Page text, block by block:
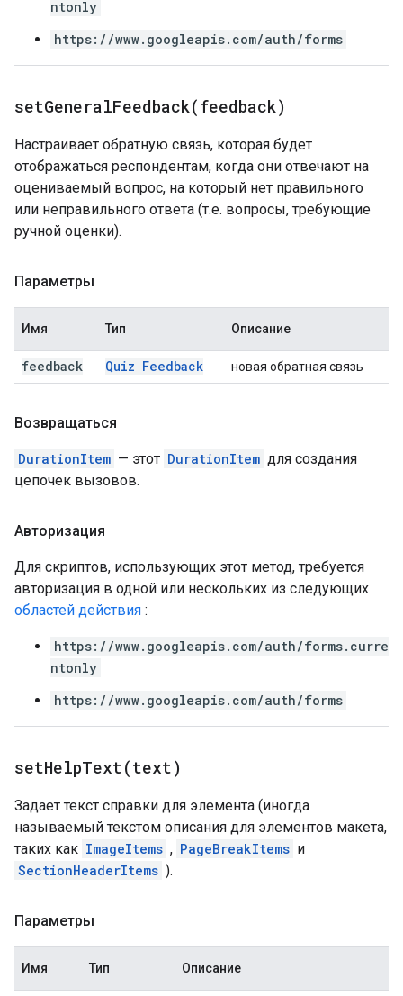
ntonly
https://www.googleapis.com/auth/forms
setGeneralFeedback(feedback)
Настраивает обратную связь, которая будет
отображаться респондентам, когда они отвечают на
оцениваемый вопрос, на который нет правильного
или неправильного ответа (т.е. вопросы, требующие
ручной оценки).
Параметры
Имя Тип Описание
feedback Quiz Feedback новая обратная связь
Возвращаться
DurationItem — этот DurationItem для создания
цепочек вызовов.
Авторизация
Для скриптов, использующих этот метод, требуется
авторизация в одной или нескольких из следующих
областей действия :
https://www.googleapis.com/auth/forms.curre
ntonly
https://www.googleapis.com/auth/forms
setHelpText(text)
Задает текст справки для элемента (иногда
называемый текстом описания для элементов макета,
таких как ImageItems , PageBreakItems и
SectionHeaderItems ).
Параметры
Имя Тип Описание